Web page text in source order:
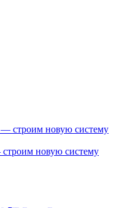
новую систему